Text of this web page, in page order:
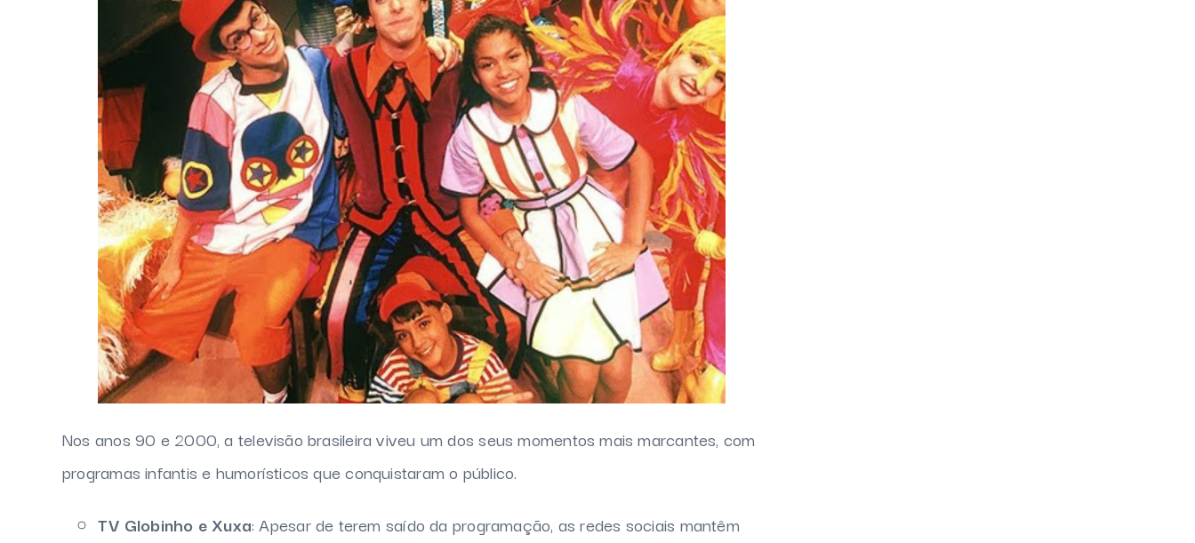
Nos anos 90 e 2000, a televisão brasileira viveu um dos seus momentos mais marcantes, com
programas infantis e humorísticos que conquistaram o público.
TV Globinho e Xuxa: Apesar de terem saído da programação, as redes sociais mantêm